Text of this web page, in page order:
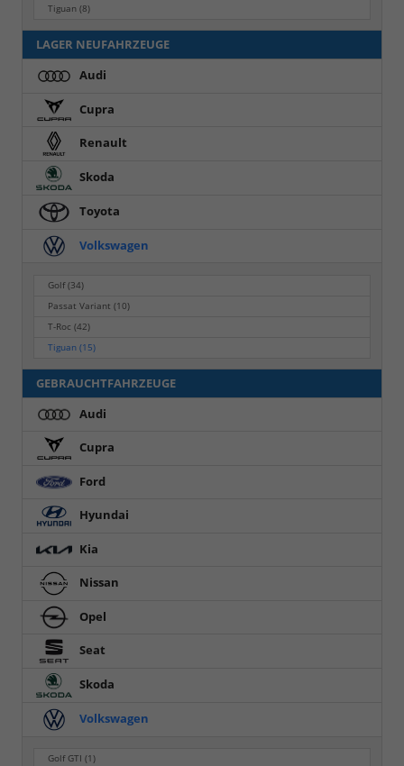
Tiguan(8)
LAGER NEUFAHRZEUGE
Audi
Cupra
Renault
Skoda
Toyota
Volkswagen
Golf(34)
Passat Variant(10)
T-Roc(42)
Tiguan(15)
GEBRAUCHTFAHRZEUGE
Audi
Cupra
Ford
Hyundai
Kia
Nissan
Opel
Seat
Skoda
Volkswagen
Golf GTI(1)